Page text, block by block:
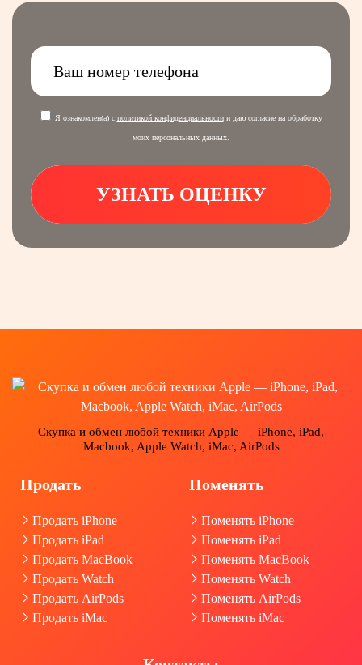
Я ознакомлен(а) с политикой конфиденциальностии даю согласие на обработку
моих персональных данных.
УЗНАТЬ ОЦЕНКУ
Скупка и обмен любой техники Apple — iPhone, iPad,
Macbook, Apple Watch, iMac, AirPods
Продать
Продать iPhone
Продать iPad
Продать MacBook
Продать Watch
Продать AirPods
Продать iMac
Поменять
Поменять iPhone
Поменять iPad
Поменять MacBook
Поменять Watch
Поменять AirPods
Поменять iMac